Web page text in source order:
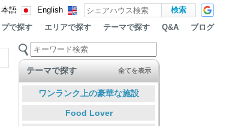
本語 English
プで探す エリアで探す テーマで探す Q&A ブログ
テーマで探す 全てを表示
ワンランク上の豪華な施設
Food Lover